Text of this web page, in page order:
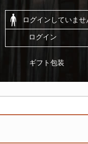
ログインしていませ
ログイン
ギフト包装